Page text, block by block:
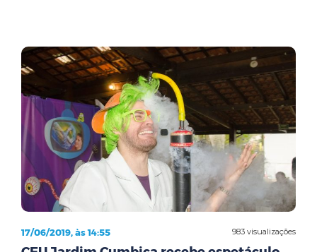
983 visualizações
17/06/2019, às 14:55